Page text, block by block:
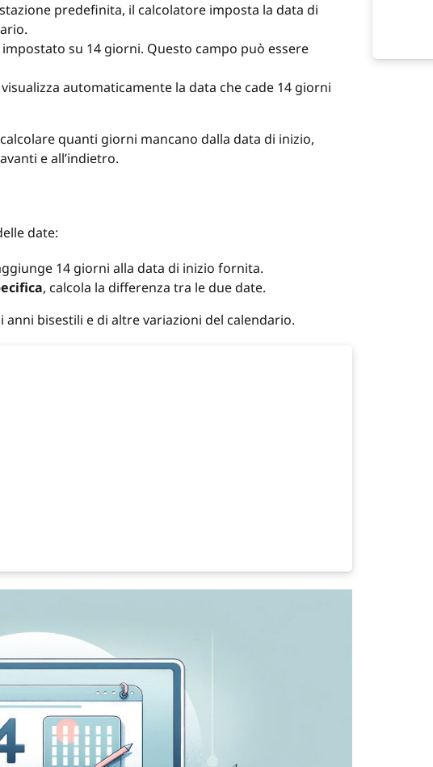
predefinita, il calcolatore imposta la data di
su 14 giorni. Questo campo può essere
automaticamente la data che cade 14 giorni
quanti giorni mancano dalla data di inizio,
e all’indietro.
date:
14 giorni alla data di inizio fornita.
, calcola la differenza tra le due date.
bisestili e di altre variazioni del calendario.